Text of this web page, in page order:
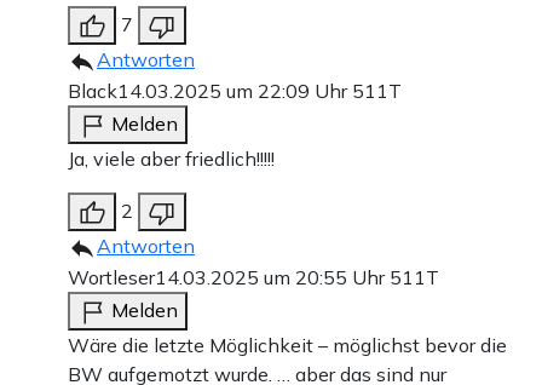
7
Antworten
Black14.03.2025 um 22:09 Uhr 511T
Melden
Ja, viele aber friedlich!!!!!
2
Antworten
Wortleser14.03.2025 um 20:55 Uhr 511T
Melden
Wäre die letzte Möglichkeit – möglichst bevor die
BW aufgemotzt wurde. … aber das sind nur